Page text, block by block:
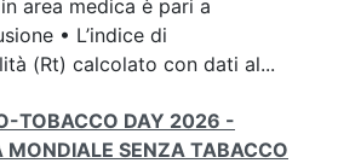
area medica è pari a
• L’indice di
(Rt) calcolato con dati al...
TOBACCO DAY 2026 -
MONDIALE SENZA TABACCO